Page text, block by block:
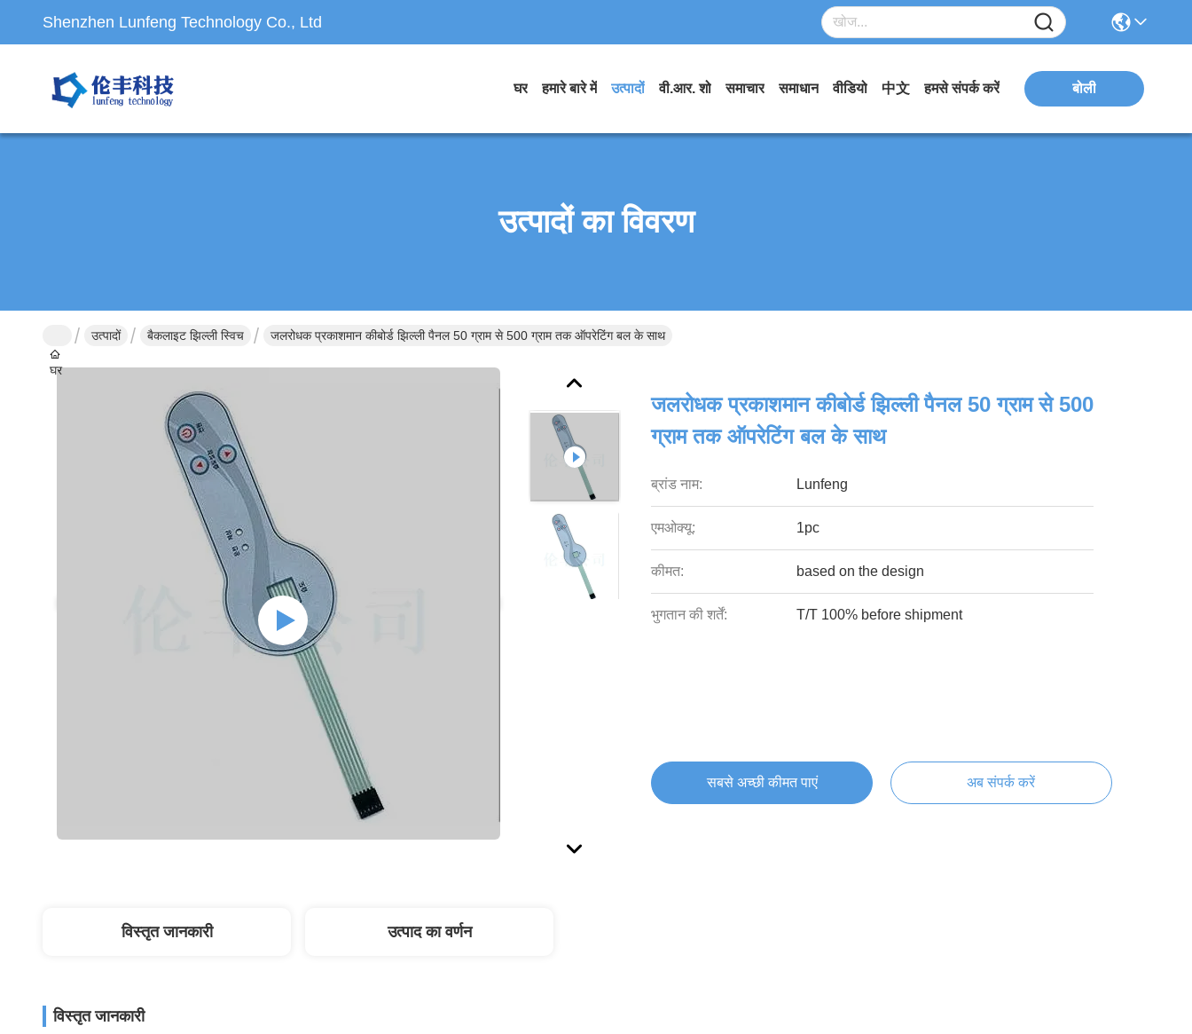
Shenzhen Lunfeng Technology Co., Ltd
घर हमारे बारे में उत्पादों वी.आर. शो समाचार समाधान वीडियो 中文 हमसे संपर्क करें बोली
उत्पादों का विवरण
घर
उत्पादों बैकलाइट झिल्ली स्विच जलरोधक प्रकाशमान कीबोर्ड झिल्ली पैनल 50 ग्राम से 500 ग्राम तक ऑपरेटिंग बल के साथ
जलरोधक प्रकाशमान कीबोर्ड झिल्ली पैनल 50 ग्राम से 500
ग्राम तक ऑपरेटिंग बल के साथ
ब्रांड नाम: Lunfeng
एमओक्यू: 1pc
कीमत: based on the design
भुगतान की शर्तें: T/T 100% before shipment
सबसे अच्छी कीमत पाएं अब संपर्क करें
विस्तृत जानकारी उत्पाद का वर्णन
विस्तृत जानकारी